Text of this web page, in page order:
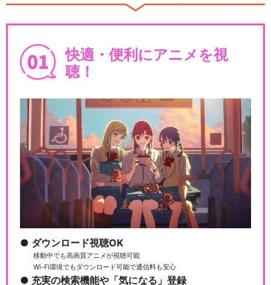
快適・便利にアニメを視
聴！
ダウンロード視聴OK
移動中でも高画質アニメが視聴可能
Wi-Fi環境でもダウンロード可能で通信料も安心
充実の検索機能や「気になる」登録